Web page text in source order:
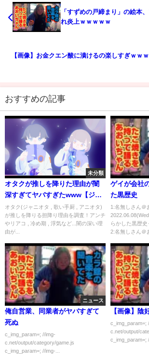
「すずめの戸締まり」の絵本
れ炎上ｗｗｗｗｗ
【画像】お金クエン酸に漬けるの楽しすぎｗｗ
おすすめの記事
未分類
オタクが推しを降りた理由が闇
深すぎてヤバすぎたwww【ジャ
ニーズ】【歌い手】【浦島坂田
船】【すとぷり】【アニメ】
【アイドル】
オタク(ジャニオタ , 歌い手厨 , アニオタ)
が推しを降りる担降り理由を調査！アンチ
やリアコ , 冷め期 , 浮気など...闇の深い理
由が...
ゲイが会社
た黒歴史
1:名無しさん＠
らかした黒歴
2:名無しさん＠
ニュース
俺自営業、同業者がヤバすぎて
死ぬ
c_img_param=; //img-
c.net/output/category/game.js
c_img_param=; //img-...
【画像】陰
c_img_param=;
c.net/output/
c_img_param=;